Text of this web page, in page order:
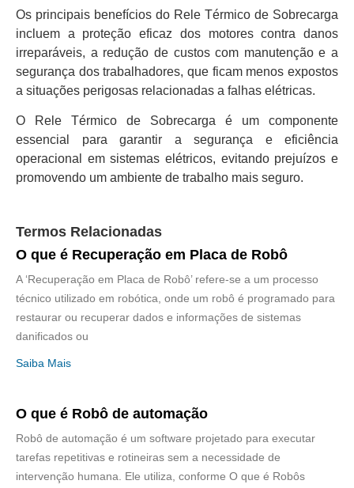
Os principais benefícios do Rele Térmico de Sobrecarga
incluem a proteção eficaz dos motores contra danos
irreparáveis, a redução de custos com manutenção e a
segurança dos trabalhadores, que ficam menos expostos
a situações perigosas relacionadas a falhas elétricas.
O Rele Térmico de Sobrecarga é um componente
essencial para garantir a segurança e eficiência
operacional em sistemas elétricos, evitando prejuízos e
promovendo um ambiente de trabalho mais seguro.
Termos Relacionadas
O que é Recuperação em Placa de Robô
A ‘Recuperação em Placa de Robô’ refere-se a um processo
técnico utilizado em robótica, onde um robô é programado para
restaurar ou recuperar dados e informações de sistemas
danificados ou
Saiba Mais
O que é Robô de automação
Robô de automação é um software projetado para executar
tarefas repetitivas e rotineiras sem a necessidade de
intervenção humana. Ele utiliza, conforme O que é Robôs